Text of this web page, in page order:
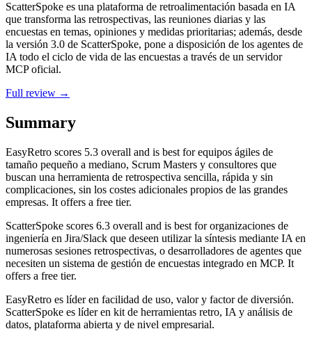
ScatterSpoke es una plataforma de retroalimentación basada en IA
que transforma las retrospectivas, las reuniones diarias y las
encuestas en temas, opiniones y medidas prioritarias; además, desde
la versión 3.0 de ScatterSpoke, pone a disposición de los agentes de
IA todo el ciclo de vida de las encuestas a través de un servidor
MCP oficial.
Full review →
Summary
EasyRetro scores 5.3 overall and is best for equipos ágiles de
tamaño pequeño a mediano, Scrum Masters y consultores que
buscan una herramienta de retrospectiva sencilla, rápida y sin
complicaciones, sin los costes adicionales propios de las grandes
empresas. It offers a free tier.
ScatterSpoke scores 6.3 overall and is best for organizaciones de
ingeniería en Jira/Slack que deseen utilizar la síntesis mediante IA en
numerosas sesiones retrospectivas, o desarrolladores de agentes que
necesiten un sistema de gestión de encuestas integrado en MCP. It
offers a free tier.
EasyRetro es líder en facilidad de uso, valor y factor de diversión.
ScatterSpoke es líder en kit de herramientas retro, IA y análisis de
datos, plataforma abierta y de nivel empresarial.